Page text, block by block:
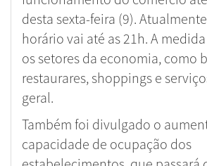
desta sexta-feira (9).
horário vai até as 21h. A
os setores da economia, como
restaurares, shoppings e
geral.
Também foi divulgado o
capacidade de ocupação dos